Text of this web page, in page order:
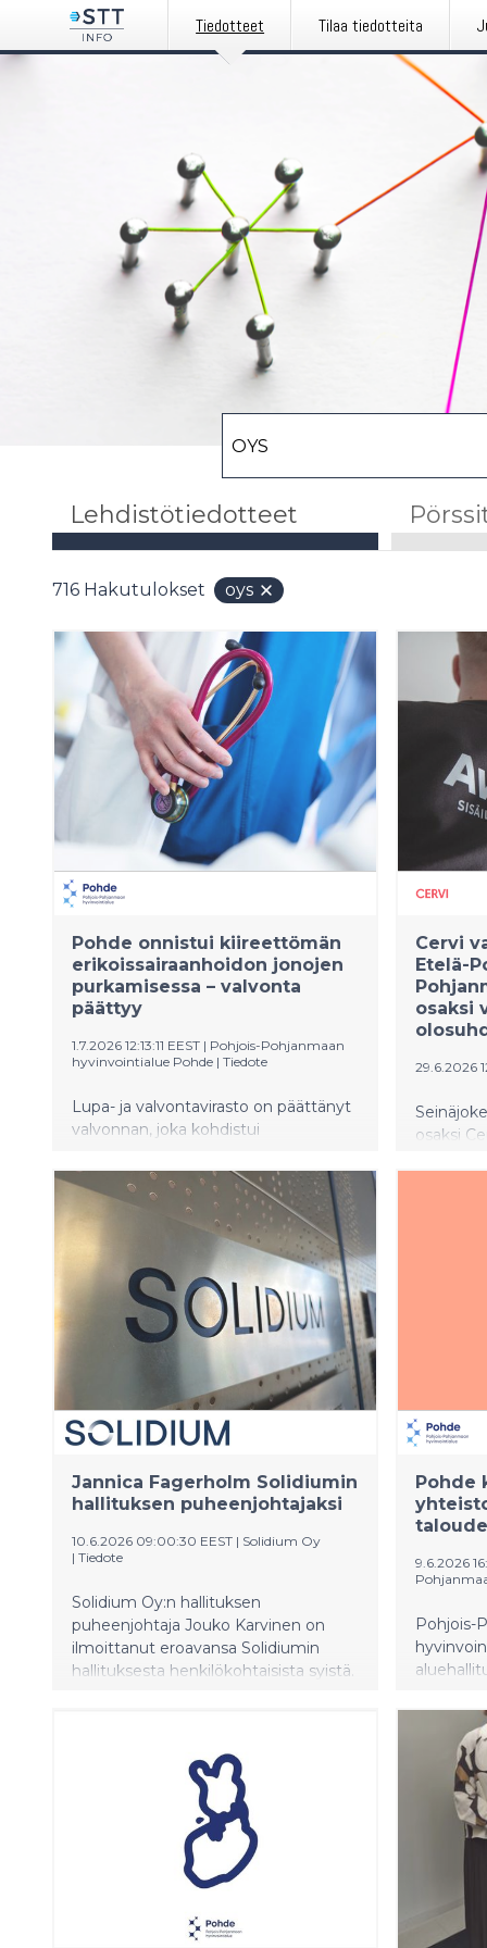
Tiedotteet Tilaa tiedotteita
Lehdistötiedotteet
716 Hakutulokset oys
Pohde onnistui kiireettömän
erikoissairaanhoidon jonojen
purkamisessa – valvonta
päättyy
1.7.2026 12:13:11 EEST | Pohjois-Pohjanmaan
hyvinvointialue Pohde | Tiedote
Lupa- ja valvontavirasto on päättänyt
valvonnan, joka kohdistui
pääsyyn Pohjois-Pohjanmaan
hyvinvointialueella. Hoitojonojen
purku onnistui, ja potilaat pääsevät
hoitoon selvästi aiempaa
nopeammin. Pohteelle asetettu
uhkasakko ei tule maksettavaksi.
Cervi
Etelä-
osaksi
29.6.2026
osaksi
että
uudet
Jannica Fagerholm Solidiumin
hallituksen puheenjohtajaksi
10.6.2026 09:00:30 EEST | Solidium Oy
| Tiedote
Solidium Oy:n hallituksen
puheenjohtaja Jouko Karvinen on
ilmoittanut eroavansa Solidiumin
hallituksesta henkilökohtaisista syistä.
2022 lähtien. Hallituksen
puheenjohtajaksi on 9.6.2026
nimitetty Jannica Fagerholm. ”Haluan
sekä omasta että Solidiumin puolesta
kiittää lämpimästi Joukoa hänen
sitoutuneesta johtajuudestaan ja
Hänen pitkäaikainen ja laaja
Pohde
9.6.2026
Pohjois-
noin 30
2027.